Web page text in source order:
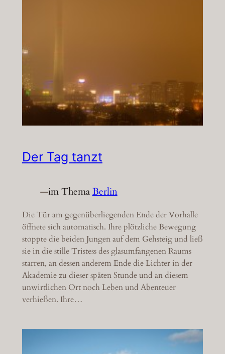
Der Tag tanzt
—im ThemaBerlin
Die Tür am gegenüberliegenden Ende der Vorhalle
öffnete sich automatisch. Ihre plötzliche Bewegung
stoppte die beiden Jungen auf dem Gehsteig und ließ
sie in die stille Tristess des glasumfangenen Raums
starren, an dessen anderem Ende die Lichter in der
Akademie zu dieser späten Stunde und an diesem
unwirtlichen Ort noch Leben und Abenteuer
verhießen. Ihre…